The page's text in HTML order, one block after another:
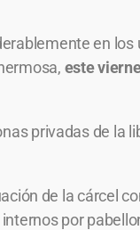
en los
este
privadas de la
de la cárcel
por